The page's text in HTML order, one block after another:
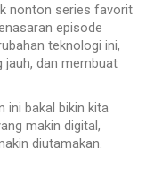
nonton series favorit
episode
teknologi ini,
jauh, dan membuat
ini bakal bikin kita
makin digital,
diutamakan.